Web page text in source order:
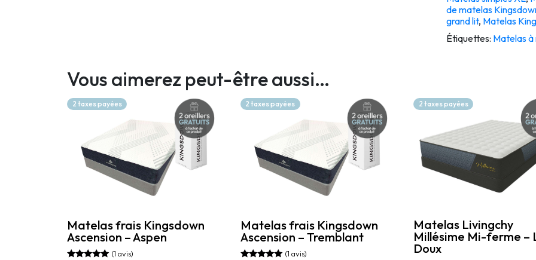
de matelas
grand lit, Matelas
Étiquettes: Matelas à
Vous aimerez peut-être aussi…
2 taxes payées
Matelas frais Kingsdown
Ascension – Aspen
(1 avis)
2 taxes payées
Matelas frais Kingsdown
Ascension – Tremblant
(1 avis)
2 taxes payées
Matelas Livingchy
Millésime Mi-ferme –
Doux